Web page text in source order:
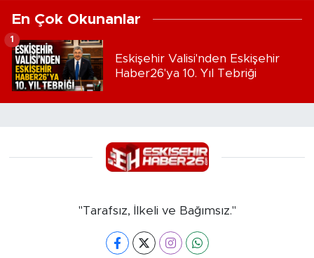
En Çok Okunanlar
Eskişehir Valisi'nden Eskişehir
Haber26'ya 10. Yıl Tebriği
1
"Tarafsız, İlkeli ve Bağımsız."